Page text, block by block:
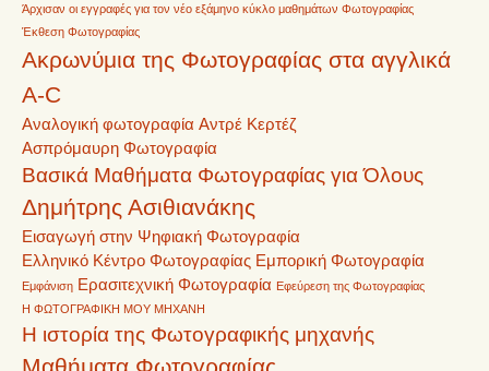
Άρχισαν οι εγγραφές για τον νέο εξάμηνο κύκλο μαθημάτων Φωτογραφίας
Έκθεση Φωτογραφίας
Ακρωνύμια της Φωτογραφίας στα αγγλικά
A-C
Αναλογική φωτογραφία Αντρέ Κερτέζ
Ασπρόμαυρη Φωτογραφία
Βασικά Μαθήματα Φωτογραφίας για Όλους
Δημήτρης Ασιθιανάκης
Εισαγωγή στην Ψηφιακή Φωτογραφία
Ελληνικό Κέντρο Φωτογραφίας Εμπορική Φωτογραφία
Εμφάνιση Ερασιτεχνική Φωτογραφία Εφεύρεση της Φωτογραφίας
Η ΦΩΤΟΓΡΑΦΙΚΗ ΜΟΥ ΜΗΧΑΝΗ
Η ιστορία της Φωτογραφικής μηχανής